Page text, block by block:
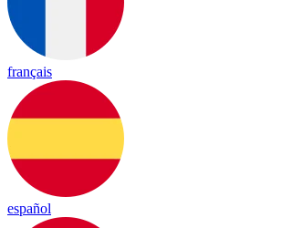
français
español